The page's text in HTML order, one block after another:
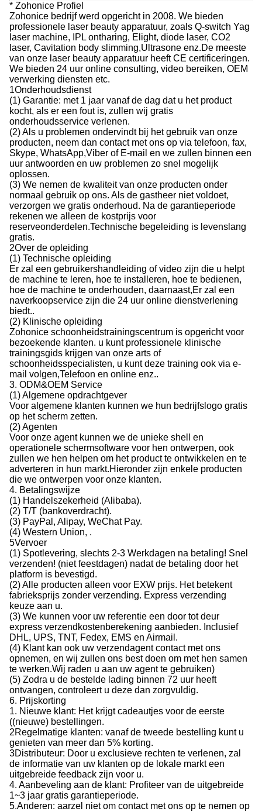
* Zohonice Profiel
Zohonice bedrijf werd opgericht in 2008. We bieden
professionele laser beauty apparatuur, zoals Q-switch Yag
laser machine, IPL ontharing, Elight, diode laser, CO2
laser, Cavitation body slimming,Ultrasone enz.De meeste
van onze laser beauty apparatuur heeft CE certificeringen.
We bieden 24 uur online consulting, video bereiken, OEM
verwerking diensten etc.
1Onderhoudsdienst
(1) Garantie: met 1 jaar vanaf de dag dat u het product
kocht, als er een fout is, zullen wij gratis
onderhoudsservice verlenen.
(2) Als u problemen ondervindt bij het gebruik van onze
producten, neem dan contact met ons op via telefoon, fax,
Skype, WhatsApp,Viber of E-mail en we zullen binnen een
uur antwoorden en uw problemen zo snel mogelijk
oplossen.
(3) We nemen de kwaliteit van onze producten onder
normaal gebruik op ons. Als de gastheer niet voldoet,
verzorgen we gratis onderhoud. Na de garantieperiode
rekenen we alleen de kostprijs voor
reserveonderdelen.Technische begeleiding is levenslang
gratis.
2Over de opleiding
(1) Technische opleiding
Er zal een gebruikershandleiding of video zijn die u helpt
de machine te leren, hoe te installeren, hoe te bedienen,
hoe de machine te onderhouden, daarnaast,Er zal een
naverkoopservice zijn die 24 uur online dienstverlening
biedt..
(2) Klinische opleiding
Zohonice schoonheidstrainingscentrum is opgericht voor
bezoekende klanten. u kunt professionele klinische
trainingsgids krijgen van onze arts of
schoonheidsspecialisten, u kunt deze training ook via e-
mail volgen,Telefoon en online enz..
3. ODM&OEM Service
(1) Algemene opdrachtgever
Voor algemene klanten kunnen we hun bedrijfslogo gratis
op het scherm zetten.
(2) Agenten
Voor onze agent kunnen we de unieke shell en
operationele schermsoftware voor hen ontwerpen, ook
zullen we hen helpen om het product te ontwikkelen en te
adverteren in hun markt.Hieronder zijn enkele producten
die we ontwerpen voor onze klanten.
4. Betalingswijze
(1) Handelszekerheid (Alibaba).
(2) T/T (bankoverdracht).
(3) PayPal, Alipay, WeChat Pay.
(4) Western Union, .
5Vervoer
(1) Spotlevering, slechts 2-3 Werkdagen na betaling! Snel
verzenden! (niet feestdagen) nadat de betaling door het
platform is bevestigd.
(2) Alle producten alleen voor EXW prijs. Het betekent
fabrieksprijs zonder verzending. Express verzending
keuze aan u.
(3) We kunnen voor uw referentie een door tot deur
express verzendkostenberekening aanbieden. Inclusief
DHL, UPS, TNT, Fedex, EMS en Airmail.
(4) Klant kan ook uw verzendagent contact met ons
opnemen, en wij zullen ons best doen om met hen samen
te werken.Wij raden u aan uw agent te gebruiken)
(5) Zodra u de bestelde lading binnen 72 uur heeft
ontvangen, controleert u deze dan zorgvuldig.
6. Prijskorting
1. Nieuwe klant: Het krijgt cadeautjes voor de eerste
((nieuwe) bestellingen.
2Regelmatige klanten: vanaf de tweede bestelling kunt u
genieten van meer dan 5% korting.
3Distributeur: Door u exclusieve rechten te verlenen, zal
de informatie van uw klanten op de lokale markt een
uitgebreide feedback zijn voor u.
4. Aanbeveling aan de klant: Profiteer van de uitgebreide
1~3 jaar gratis garantieperiode.
5.Anderen: aarzel niet om contact met ons op te nemen op